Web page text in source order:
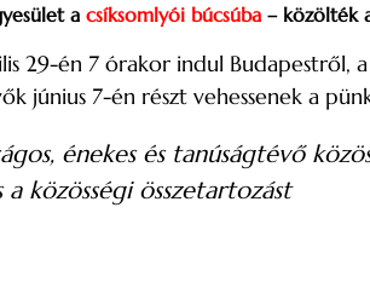
a csíksomlyói búcsúba – közölték
29-én 7 órakor indul Budapestről,
június 7-én részt vehessenek a
énekes és tanúságtévő
közösségi összetartozást